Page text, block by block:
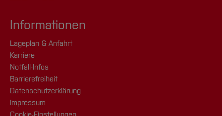
Informationen
Lageplan & Anfahrt
Karriere
Notfall-Infos
Barrierefreiheit
Datenschutzerklärung
Impressum